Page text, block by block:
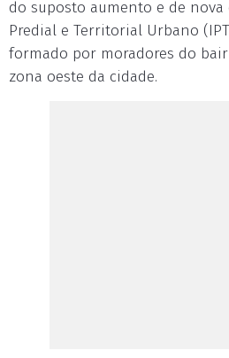
do suposto aumento e de
Predial e Territorial Urbano
formado por moradores do
zona oeste da cidade.